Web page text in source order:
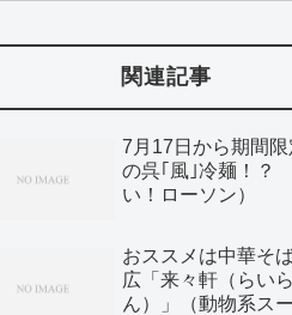
関連記事
7月17日から期間限
の呉｢風｣冷麺！？
い！ローソン）
おススメは中華そ
広「来々軒（らい
ん）」（動物系ス